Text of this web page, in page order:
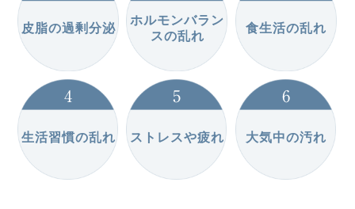
皮脂の過剰分泌
ホルモンバラン
スの乱れ
食生活の乱れ
生活習慣の乱れ ストレスや疲れ 大気中の汚れ